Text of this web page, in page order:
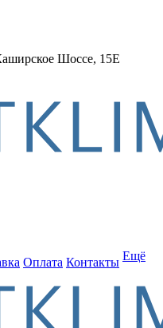
Шоссе, 15Е
Оплата Контакты Ещё